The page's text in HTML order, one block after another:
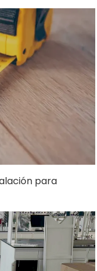
para